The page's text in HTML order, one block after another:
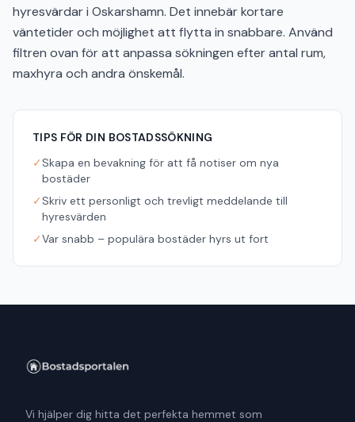
hyresvärdar i Oskarshamn. Det innebär kortare
väntetider och möjlighet att flytta in snabbare. Använd
filtren ovan för att anpassa sökningen efter antal rum,
maxhyra och andra önskemål.
TIPS FÖR DIN BOSTADSSÖKNING
✓Skapa en bevakning för att få notiser om nya
bostäder
✓Skriv ett personligt och trevligt meddelande till
hyresvärden
✓Var snabb – populära bostäder hyrs ut fort
Vi hjälper dig hitta det perfekta hemmet som